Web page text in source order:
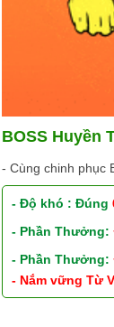
BOSS Huyền
- Cùng chinh phục
- Độ khó : Đúng
- Phần Thưởng:
- Phần Thưởng:
- Nắm vững Từ